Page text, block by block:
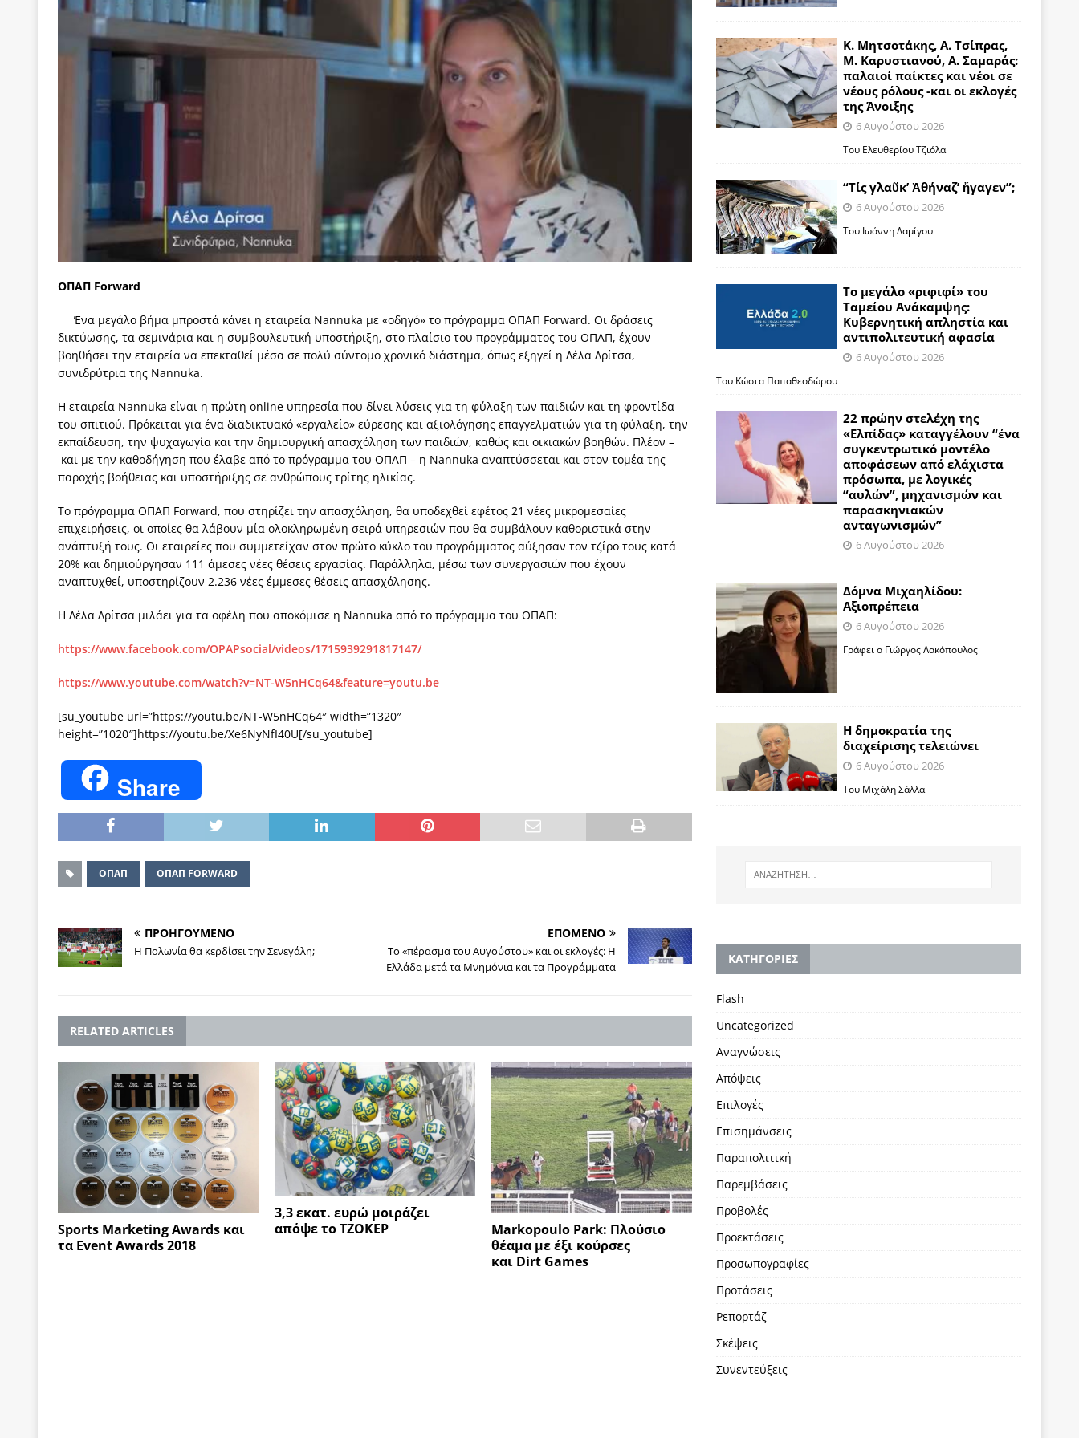
[ 22 Μαΐου 2020 ]
Μακάριος Λαζαρίδης: Έργο!
ΠΡΟΣΩΠΟΓΡΑΦΙΕΣ
[ 7 Αυγούστου 2026 ] Οι μαθητευόμενοι μάγοι της πολιτικής
UNCATEGORIZED
Κ. Μητσοτάκης, Α. Τσίπρας, Μ. Καρυστιανού, Α. Σαμαράς: παλαιοί παίκτες και νέοι σε νέους ρόλους
-και οι εκλογές της Άνοιξης
[ 6 Αυγούστου 2026 ]
Το μεγάλο «ριφιφί» του Ταμείου Ανάκαμψης: Κυβερνητική απληστία και αντιπολιτευτική αφασία
ΑΠΟΨΕΙΣ
[ 6 Αυγούστου 2026 ] 22 πρώην στελέχη της «Ελπίδας» καταγγέλουν “ένα συγκεντρωτικό μοντέλο αποφάσεων από
ελάχιστα πρόσωπα, με λογικές “αυλών”, μηχανισμών και παρασκηνιακών ανταγωνισμών”
ΣΚΕΨΕΙΣ
[ 6 Αυγούστου 2026 ] Δόμνα Μιχαηλίδου: Αξιοπρέπεια
ΠΡΟΒΟΛΕΣ
[ 6 Αυγούστου 2026 ]
[ 5 Αυγούστου 2026 ] Κυριάκος Μητσοτάκης: Αναλγησίες
ΠΡΟΒΟΛΕΣ
[ 4 Αυγούστου 2026 ]
Θα ανήκεις όπου ανήκει το νερό
ΑΝΑΓΝΩΣΕΙΣ
[ 4 Αυγούστου 2026 ]
ΠΑΡΕΜΒΑΣΕΙΣ
[ 4 Αυγούστου 2026 ] Εφημερίδα «Εστία»: Όταν η δημοσιογραφία βάζει τα χέρια της και βγάζει τα μάτια της
ΑΠΟΨΕΙΣ
[ 4 Αυγούστου 2026 ] Η συμφωνία πυρηνικής συνεργασίας ΗΠΑ-Σαουδικής Αραβίας
ΑΠΟΨΕΙΣ
[ 4 Αυγούστου 2026 ] Τα γεγονότα της Τηλλυρίας και το Σχέδιο Άτσεσον
[ 4 Αυγούστου 2026 ] Tηλεοπτικοί “Mega-Fiers”…
ΑΠΟΨΕΙΣ
[ 4 Αυγούστου 2026 ]
Κώστας Τσουκαλάς: Αντιπολίτευση ΠΡΟΒΟΛΕΣ
ΟΠΑΠ Forward
Ένα μεγάλο βήμα μπροστά κάνει η εταιρεία Nannuka με «οδηγό» το πρόγραμμα ΟΠΑΠ Forward. Οι δράσεις
δικτύωσης, τα σεμινάρια και η συμβουλευτική υποστήριξη, στο πλαίσιο του προγράμματος του ΟΠΑΠ, έχουν
βοηθήσει την εταιρεία να επεκταθεί μέσα σε πολύ σύντομο χρονικό διάστημα, όπως εξηγεί η Λέλα Δρίτσα,
συνιδρύτρια της Nannuka.
Η εταιρεία Nannuka είναι η πρώτη online υπηρεσία που δίνει λύσεις για τη φύλαξη των παιδιών και τη φροντίδα
του σπιτιού. Πρόκειται για ένα διαδικτυακό «εργαλείο» εύρεσης και αξιολόγησης επαγγελματιών για τη φύλαξη, την
εκπαίδευση, την ψυχαγωγία και την δημιουργική απασχόληση των παιδιών, καθώς και οικιακών βοηθών. Πλέον –
και με την καθοδήγηση που έλαβε από το πρόγραμμα του ΟΠΑΠ – η Nannuka αναπτύσσεται και στον τομέα της
παροχής βοήθειας και υποστήριξης σε ανθρώπους τρίτης ηλικίας.
Το πρόγραμμα ΟΠΑΠ Forward, που στηρίζει την απασχόληση, θα υποδεχθεί εφέτος 21 νέες μικρομεσαίες
επιχειρήσεις, οι οποίες θα λάβουν μία ολοκληρωμένη σειρά υπηρεσιών που θα συμβάλουν καθοριστικά στην
ανάπτυξή τους. Οι εταιρείες που συμμετείχαν στον πρώτο κύκλο του προγράμματος αύξησαν τον τζίρο τους κατά
20% και δημιούργησαν 111 άμεσες νέες θέσεις εργασίας. Παράλληλα, μέσω των συνεργασιών που έχουν
αναπτυχθεί, υποστηρίζουν 2.236 νέες έμμεσες θέσεις απασχόλησης.
Η Λέλα Δρίτσα μιλάει για τα οφέλη που αποκόμισε η Nannuka από το πρόγραμμα του ΟΠΑΠ:
https://www.facebook.com/OPAPsocial/videos/1715939291817147/
https://www.youtube.com/watch?v=NT-W5nHCq64&feature=youtu.be
[su_youtube url=”https://youtu.be/NT-W5nHCq64″ width=”1320″
height=”1020″]https://youtu.be/Xe6NyNfI40U[/su_youtube]
Share
ΟΠΑΠ ΟΠΑΠ FORWARD
ΠΡΟΗΓΟΥΜΕΝΟ
Η Πολωνία θα κερδίσει την Σενεγάλη;
ΕΠΟΜΕΝΟ
Το «πέρασμα του Αυγούστου» και οι εκλογές: Η
Ελλάδα μετά τα Μνημόνια και τα Προγράμματα
RELATED ARTICLES
Sports Marketing Awards και
τα Event Awards 2018
3,3 εκατ. ευρώ μοιράζει
απόψε το ΤΖΟΚΕΡ
Markopoulo Park: Πλούσιο
θέαμα με έξι κούρσες
και Dirt Games
Κ. Μητσοτάκης, Α. Τσίπρας,
Μ. Καρυστιανού, Α. Σαμαράς:
παλαιοί παίκτες και νέοι σε
νέους ρόλους -και οι εκλογές
της Άνοιξης
6 Αυγούστου 2026
Του Ελευθερίου Τζιόλα
“Τίς γλαῦκ’ Ἀθήναζ’ ἤγαγεν”;
6 Αυγούστου 2026
Του Ιωάννη Δαμίγου
Το μεγάλο «ριφιφί» του
Ταμείου Ανάκαμψης:
Κυβερνητική απληστία και
αντιπολιτευτική αφασία
6 Αυγούστου 2026
Του Κώστα Παπαθεοδώρου
22 πρώην στελέχη της
«Ελπίδας» καταγγέλουν “ένα
συγκεντρωτικό μοντέλο
αποφάσεων από ελάχιστα
πρόσωπα, με λογικές
“αυλών”, μηχανισμών και
παρασκηνιακών
ανταγωνισμών”
6 Αυγούστου 2026
Δόμνα Μιχαηλίδου:
Αξιοπρέπεια
6 Αυγούστου 2026
Γράφει ο Γιώργος Λακόπουλος
Η δημοκρατία της
διαχείρισης τελειώνει
6 Αυγούστου 2026
Του Μιχάλη Σάλλα
KΑΤΗΓΟΡΙΕΣ
Flash
Uncategorized
Αναγνώσεις
Απόψεις
Επιλογές
Επισημάνσεις
Παραπολιτική
Παρεμβάσεις
Προβολές
Προεκτάσεις
Προσωπογραφίες
Προτάσεις
Ρεπορτάζ
Σκέψεις
Συνεντεύξεις